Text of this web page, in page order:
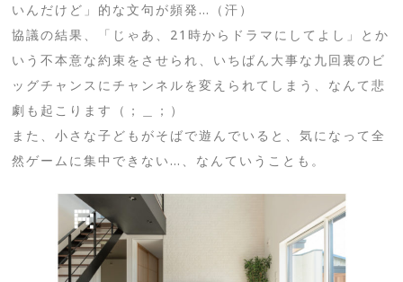
いんだけど」的な文句が頻発…（汗）
協議の結果、「じゃあ、21時からドラマにしてよし」とか
いう不本意な約束をさせられ、いちばん大事な九回裏のビ
ッグチャンスにチャンネルを変えられてしまう、なんて悲
劇も起こります（；＿；）
また、小さな子どもがそばで遊んでいると、気になって全
然ゲームに集中できない…、なんていうことも。